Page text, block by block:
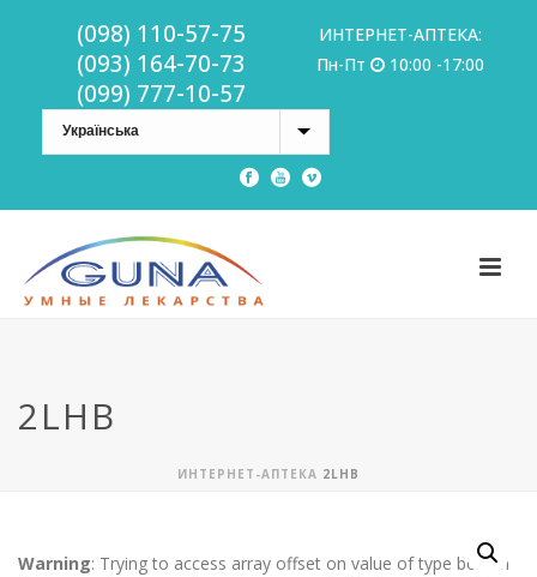
(098) 110-57-75
(093) 164-70-73
(099) 777-10-57
ИНТЕРНЕТ-АПТЕКА:
Пн-Пт
10:00 -17:00
2LHB
ИНТЕРНЕТ-АПТЕКА 2LHB
Warning: Trying to access array offset on value of type bool in